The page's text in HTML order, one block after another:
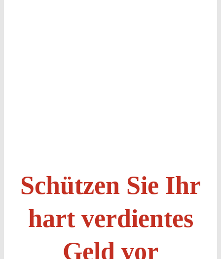
Schützen Sie Ihr
hart verdientes
Geld vor